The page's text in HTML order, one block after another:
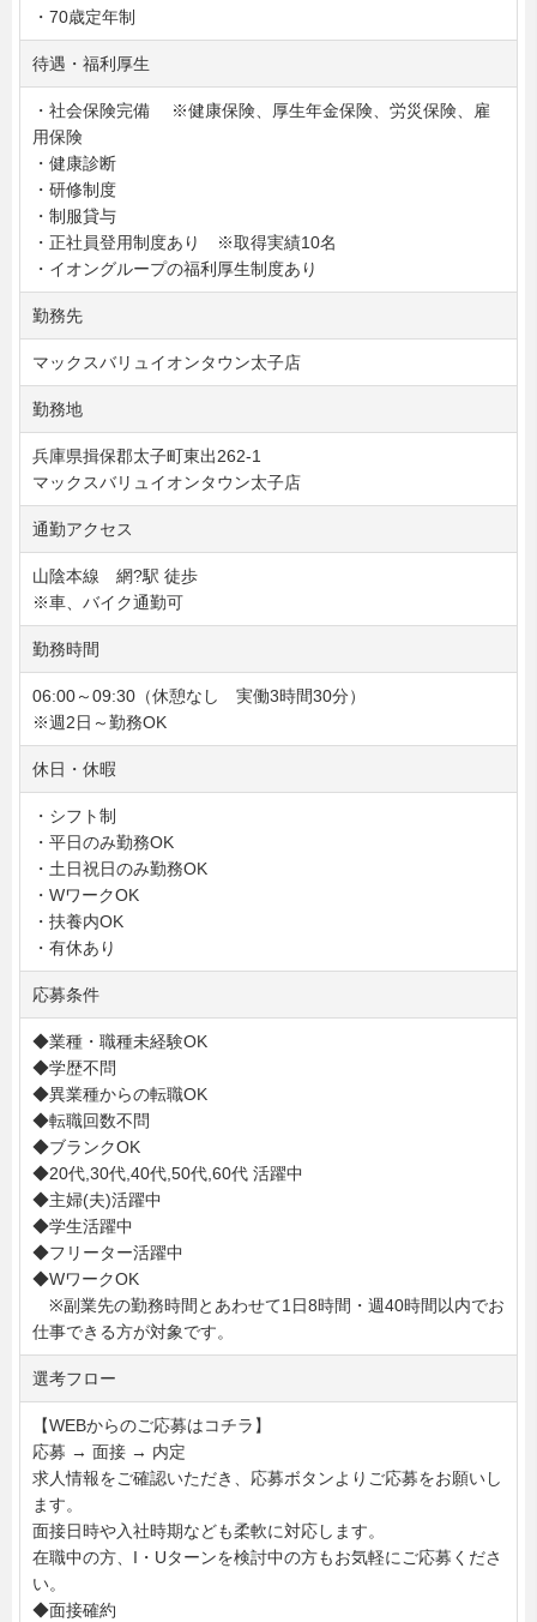
・70歳定年制
待遇・福利厚生
・社会保険完備 ※健康保険、厚生年金保険、労災保険、雇
用保険
・健康診断
・研修制度
・制服貸与
・正社員登用制度あり ※取得実績10名
・イオングループの福利厚生制度あり
勤務先
マックスバリュイオンタウン太子店
勤務地
兵庫県揖保郡太子町東出262-1
マックスバリュイオンタウン太子店
通勤アクセス
山陰本線 網?駅 徒歩
※車、バイク通勤可
勤務時間
06:00～09:30（休憩なし 実働3時間30分）
※週2日～勤務OK
休日・休暇
・シフト制
・平日のみ勤務OK
・土日祝日のみ勤務OK
・WワークOK
・扶養内OK
・有休あり
応募条件
◆業種・職種未経験OK
◆学歴不問
◆異業種からの転職OK
◆転職回数不問
◆ブランクOK
◆20代,30代,40代,50代,60代 活躍中
◆主婦(夫)活躍中
◆学生活躍中
◆フリーター活躍中
◆WワークOK
※副業先の勤務時間とあわせて1日8時間・週40時間以内でお
仕事できる方が対象です。
選考フロー
【WEBからのご応募はコチラ】
応募 → 面接 → 内定
求人情報をご確認いただき、応募ボタンよりご応募をお願いし
ます。
面接日時や入社時期なども柔軟に対応します。
在職中の方、I・Uターンを検討中の方もお気軽にご応募くださ
い。
◆面接確約